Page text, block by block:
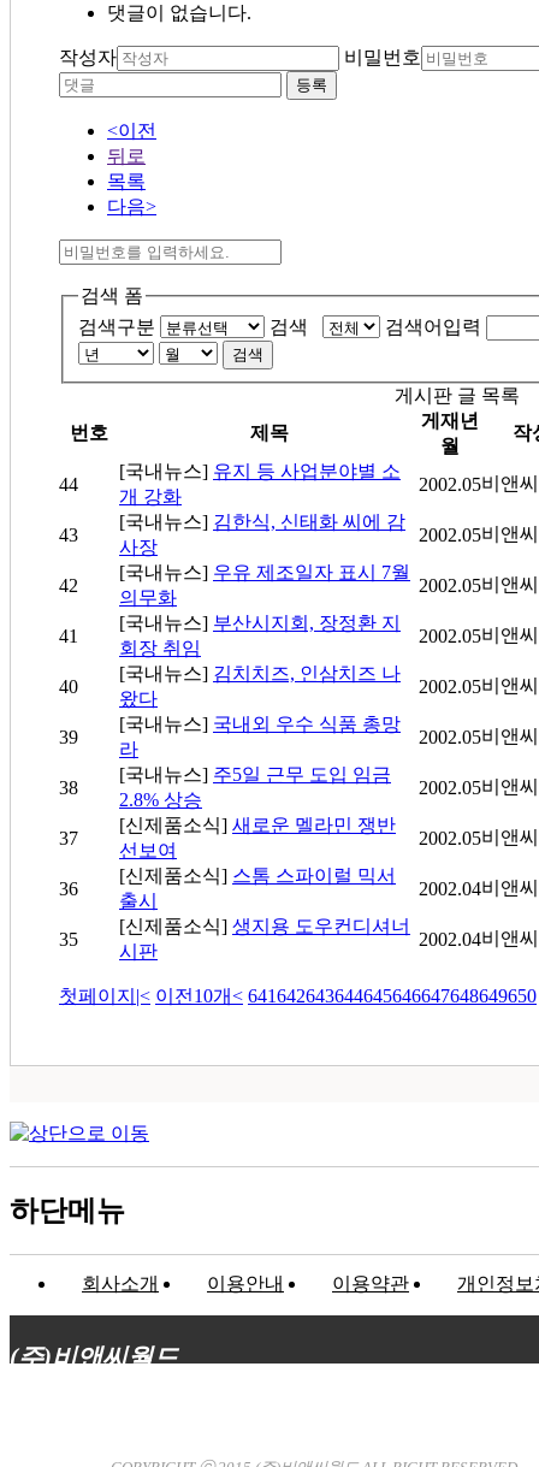
댓글이 없습니다.
작성자 비밀번호
등록
<이전
뒤로
목록
다음>
검색 폼
검색구분
검색 검색어입력
검색
게시판 글 목록
번호
제목
게재년
월
작
44
[국내뉴스] 유지 등 사업분야별 소
개 강화
2002.05비앤
43
[국내뉴스] 김한식, 신태화 씨에 감
사장
2002.05비앤
42
[국내뉴스] 우유 제조일자 표시 7월
의무화
2002.05비앤
41
[국내뉴스] 부산시지회, 장정환 지
회장 취임
2002.05비앤
40
[국내뉴스] 김치치즈, 인삼치즈 나
왔다
2002.05비앤
39
[국내뉴스] 국내외 우수 식품 총망
라
2002.05비앤
38
[국내뉴스] 주5일 근무 도입 임금
2.8% 상승
2002.05비앤
37
[신제품소식] 새로운 멜라민 쟁반
선보여
2002.05비앤
36
[신제품소식] 스톰 스파이럴 믹서
출시
2002.04비앤
35
[신제품소식] 생지용 도우컨디셔너
시판
2002.04비앤
첫페이지 |< 이전10개< 641642643644645646647648649650
하단메뉴
회사소개 이용안내 이용약관 개인정보
(주)비앤씨월드